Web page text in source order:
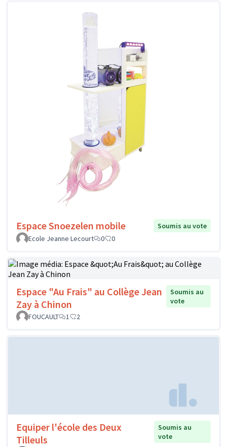
Espace Snoezelen mobile
Soumis au vote
Ecole Jeanne Lecourt
0 0
Espace "Au Frais" au Collège Jean
Zay à Chinon
Soumis au
vote
FOUCAULT
1 2
Equiper l'école des Deux
Tilleuls
Soumis au
vote